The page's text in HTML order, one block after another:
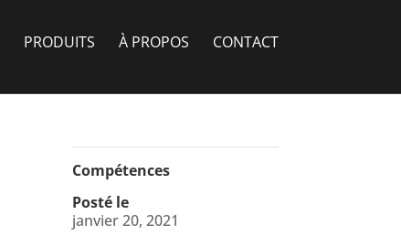
PRODUITS À PROPOS CONTACT
Compétences
Posté le
janvier 20, 2021